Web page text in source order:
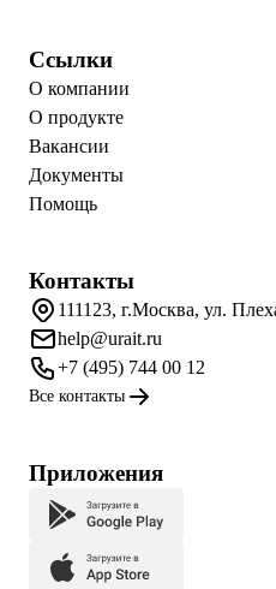
Ссылки
О компании
О продукте
Вакансии
Документы
Помощь
Контакты
111123, г.Москва, ул.
help@urait.ru
+7 (495) 744 00 12
Все контакты
Приложения